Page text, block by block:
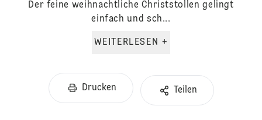
Der feine weihnachtliche Christstollen gelingt
einfach und sch...
WEITERLESEN +
Drucken Teilen